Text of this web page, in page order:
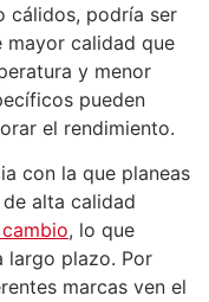
cálidos, podría ser
calidad que
y menor
pueden
el rendimiento.
con la que planeas
alta calidad
, lo que
largo plazo. Por
marcas ven el